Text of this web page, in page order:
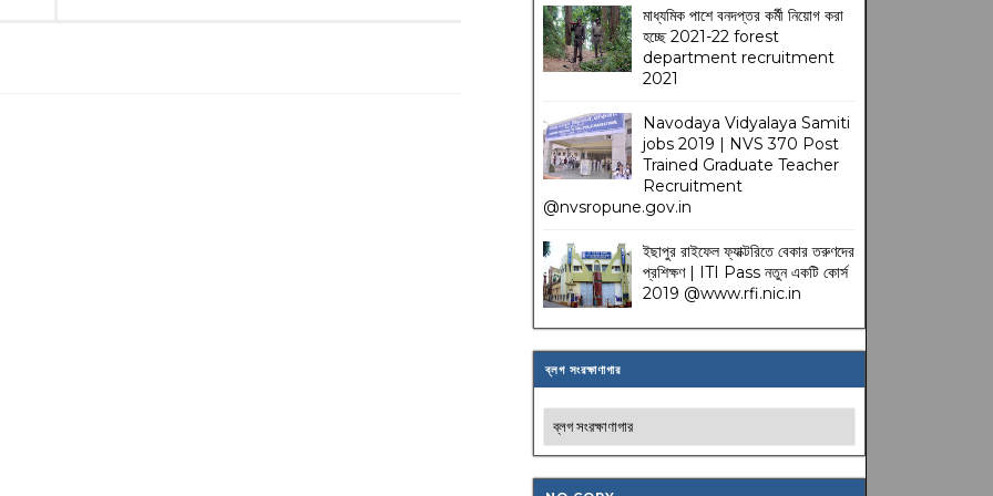
মাধ্যমিক পাশে বনদপ্তর কর্মী নিয়োগ করা
হচ্ছে 2021-22 forest
department recruitment
2021
Navodaya Vidyalaya Samiti
jobs 2019 | NVS 370 Post
Trained Graduate Teacher
Recruitment
@nvsropune.gov.in
ইছাপুর রাইফেল ফ্যাক্টরিতে বেকার তরুণদের
প্রশিক্ষণ | ITI Pass নতুন একটি কোর্স
2019 @www.rfi.nic.in
ব্লগ সংরক্ষাণাগার